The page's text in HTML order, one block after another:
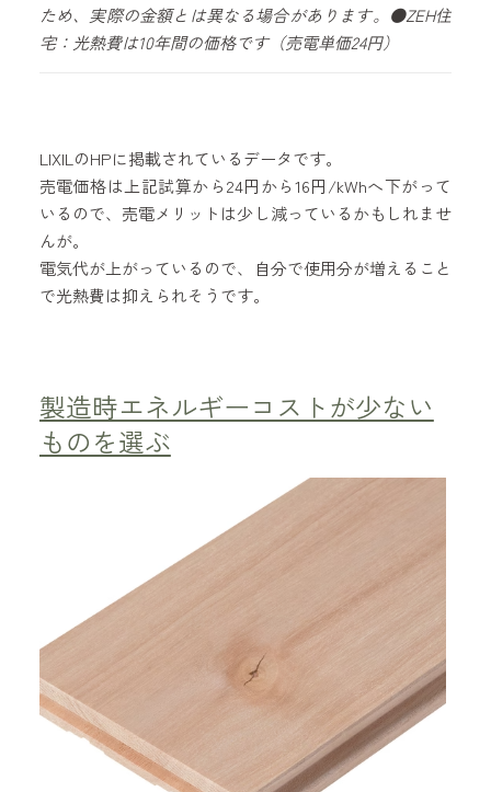
ため、実際の金額とは異なる場合があります。●ZEH住
宅：光熱費は10年間の価格です（売電単価24円）
LIXILのHPに掲載されているデータです。
売電価格は上記試算から24円から16円/kWhへ下がって
いるので、売電メリットは少し減っているかもしれませ
んが。
電気代が上がっているので、自分で使用分が増えること
で光熱費は抑えられそうです。
製造時エネルギーコストが少ない
ものを選ぶ